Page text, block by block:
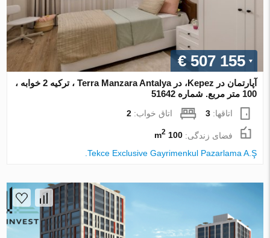
€ 507 155
آپارتمان در Kepez، در Terra Manzara Antalya ، ترکیه 2 خوابه ،
100 متر مربع. شماره 51642
اتاقها:3 اتاق خواب:2
فضای زندگی:100 m
2
Tekce Exclusive Gayrimenkul Pazarlama A.Ş.